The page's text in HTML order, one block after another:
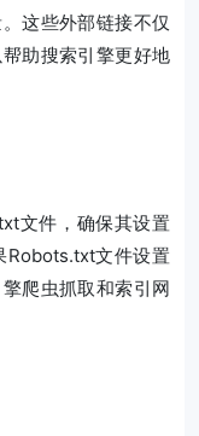
这些外部链接不仅
助搜索引擎更好地
文件，确保其设置
Robots.txt文件设置
爬虫抓取和索引网